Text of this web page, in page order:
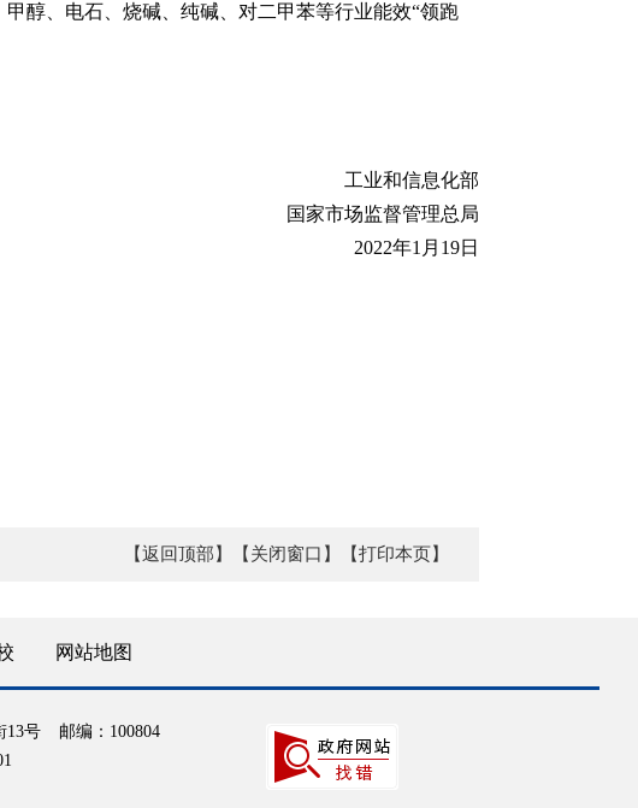
醇、电石、烧碱、纯碱、对二甲苯等行业能效“领跑
工业和信息化部
国家市场监督管理总局
2022年1月19日
【返回顶部】 【关闭窗口】 【打印本页】
网站地图
13号
邮编：100804